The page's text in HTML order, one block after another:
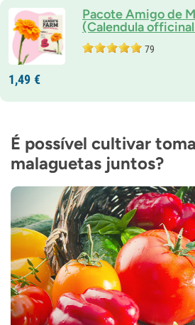
Pacote Amigo de
(Calendula
79
1,49 €
É possível cultivar
malaguetas juntos?